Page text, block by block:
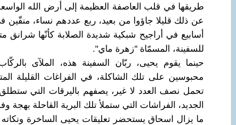
طريقها في قلب العاصفة العظيمة إلى أرض الله
عن ذلك قليلا جاؤوا من بعيد، ربع عددهم نساء، منقّين
أسابيع في أراجيح شبكية شديدة الصلابة كأنّها شرانق
للسفينة، المسمّاة "زهرة ماي".
حينما يقوم يحيى، ربّان السفينة هذه، الملآى
محبوسين على تلك الشاكلة، في الفراغات القليلة
تحمل نصف العدد لا غير، يصفهم باليرقات التي ستطلق
الجديد، الفراشات التي ستملأ تلك البرية القاحلة بهجة
ما يزال اسحاق يستحضر تعليقات يحيى الساخرة